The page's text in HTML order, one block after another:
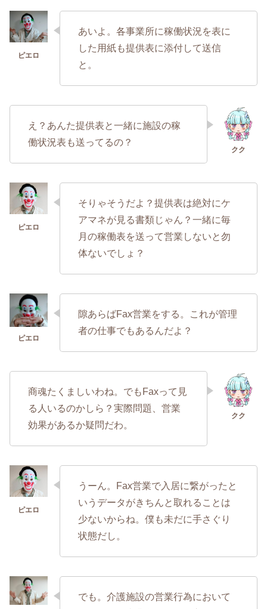
あいよ。各事業所に稼働状況を表に
した用紙も提供表に添付して送信
と。
え？あんた提供表と一緒に施設の稼
働状況表も送ってるの？
そりゃそうだよ？提供表は絶対にケ
アマネが見る書類じゃん？一緒に毎
月の稼働表を送って営業しないと勿
体ないでしょ？
隙あらばFax営業をする。これが管理
者の仕事でもあるんだよ？
商魂たくましいわね。でもFaxって見
る人いるのかしら？実際問題、営業
効果があるか疑問だわ。
うーん。Fax営業で入居に繋がったと
いうデータがきちんと取れることは
少ないからね。僕も未だに手さぐり
状態だし。
でも。介護施設の営業行為において